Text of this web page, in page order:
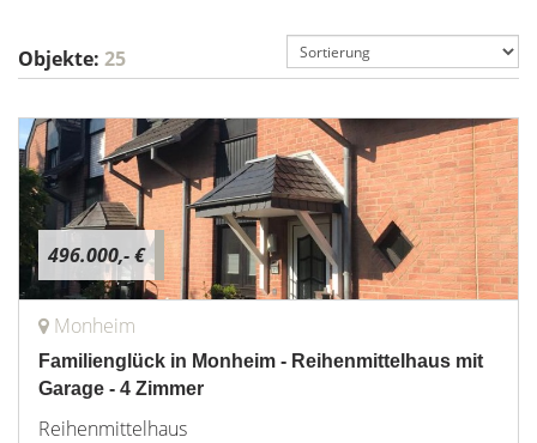
Objekte: 25
496.000,- €
Monheim
Familienglück in Monheim - Reihenmittelhaus mit
Garage - 4 Zimmer
Reihenmittelhaus